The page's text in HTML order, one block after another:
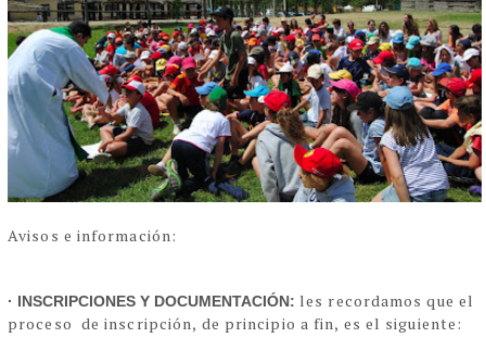
Avisos e información:
· INSCRIPCIONES Y DOCUMENTACIÓN: les recordamos que el
proceso de inscripción, de principio a fin, es el siguiente: